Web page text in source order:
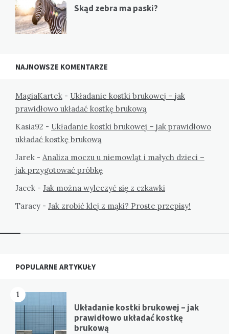
Skąd zebra ma paski?
NAJNOWSZE KOMENTARZE
MagiaKartek - Układanie kostki brukowej – jak
prawidłowo układać kostkę brukową
Kasia92 - Układanie kostki brukowej – jak prawidłowo
układać kostkę brukową
Jarek - Analiza moczu u niemowląt i małych dzieci –
jak przygotować próbkę
Jacek - Jak można wyleczyć się z czkawki
Taracy - Jak zrobić klej z mąki? Proste przepisy!
Widgets
POPULARNE ARTYKUŁY
1
Układanie kostki brukowej – jak
prawidłowo układać kostkę
brukową